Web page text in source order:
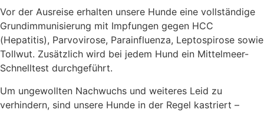
Vor der Ausreise erhalten unsere Hunde eine vollständige
Grundimmunisierung mit Impfungen gegen HCC
(Hepatitis), Parvovirose, Parainfluenza, Leptospirose sowie
Tollwut. Zusätzlich wird bei jedem Hund ein Mittelmeer-
Schnelltest durchgeführt.
Um ungewollten Nachwuchs und weiteres Leid zu
verhindern, sind unsere Hunde in der Regel kastriert –